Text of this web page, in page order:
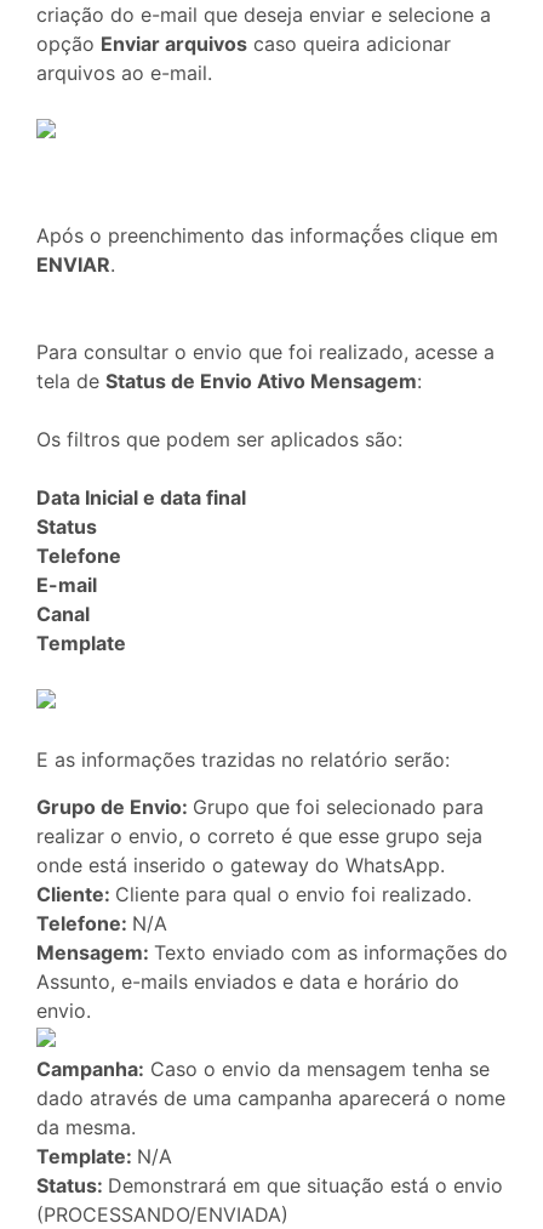
criação do e-mail que deseja enviar e selecione a
opção Enviar arquivos caso queira adicionar
arquivos ao e-mail.
Após o preenchimento das informaçṍes clique em
ENVIAR.
Para consultar o envio que foi realizado, acesse a
tela de Status de Envio Ativo Mensagem:
Os filtros que podem ser aplicados são:
Data Inicial e data final
Status
Telefone
E-mail
Canal
Template
E as informações trazidas no relatório serão:
Grupo de Envio: Grupo que foi selecionado para
realizar o envio, o correto é que esse grupo seja
onde está inserido o gateway do WhatsApp.
Cliente: Cliente para qual o envio foi realizado.
Telefone: N/A
Mensagem: Texto enviado com as informações do
Assunto, e-mails enviados e data e horário do
envio.
Campanha: Caso o envio da mensagem tenha se
dado através de uma campanha aparecerá o nome
da mesma.
Template: N/A
Status: Demonstrará em que situação está o envio
(PROCESSANDO/ENVIADA)